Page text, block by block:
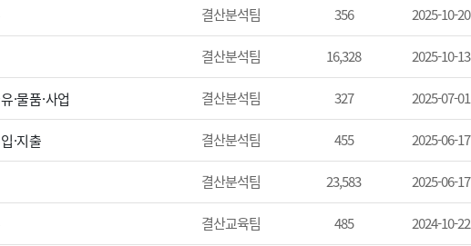
결산분석팀 356 2025-10-20
결산분석팀 16,328 2025-10-13
·물품·사업 결산분석팀 327 2025-07-01
·지출 결산분석팀 455 2025-06-17
결산분석팀 23,583 2025-06-17
결산교육팀 485 2024-10-22